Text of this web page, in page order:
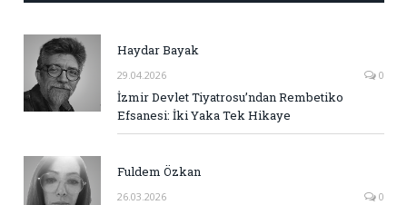
Haydar Bayak
29.04.2026 0
İzmir Devlet Tiyatrosu’ndan Rembetiko
Efsanesi: İki Yaka Tek Hikaye
Fuldem Özkan
26.03.2026 0